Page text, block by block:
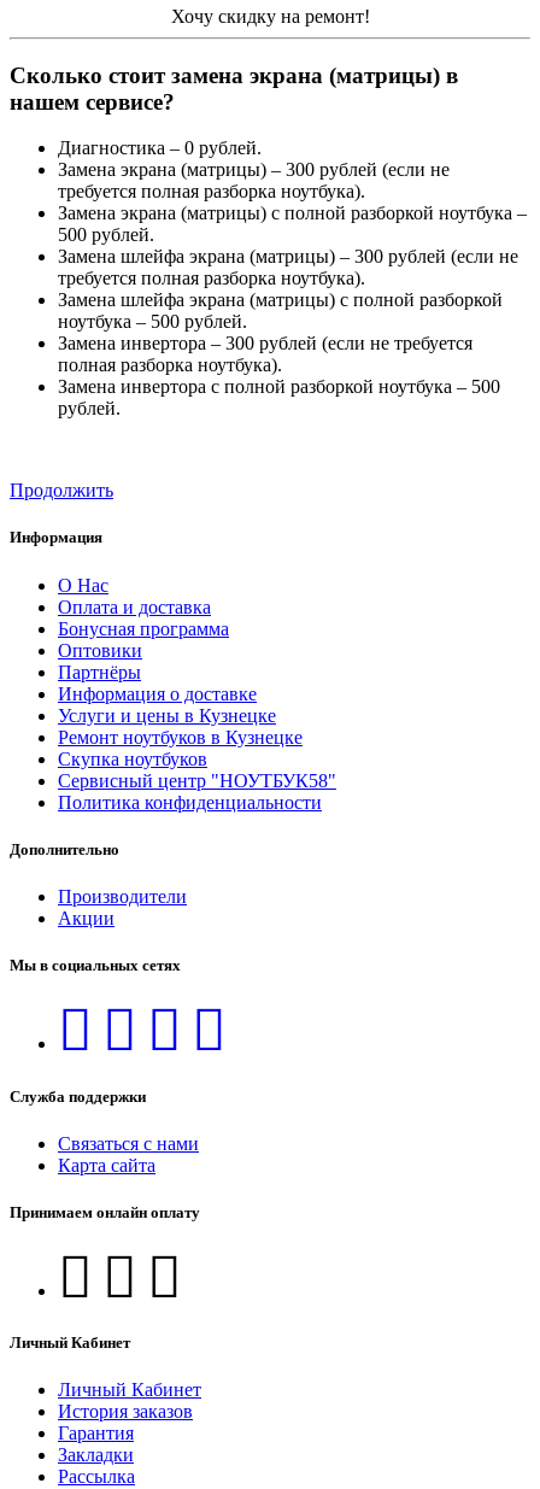
Хочу скидку на ремонт!
Сколько стоит замена экрана (матрицы) в
нашем сервисе?
Диагностика – 0 рублей.
Замена экрана (матрицы) – 300 рублей (если не
требуется полная разборка ноутбука).
Замена экрана (матрицы) с полной разборкой ноутбука –
500 рублей.
Замена шлейфа экрана (матрицы) – 300 рублей (если не
требуется полная разборка ноутбука).
Замена шлейфа экрана (матрицы) с полной разборкой
ноутбука – 500 рублей.
Замена инвертора – 300 рублей (если не требуется
полная разборка ноутбука).
Замена инвертора с полной разборкой ноутбука – 500
рублей.
Продолжить
Информация
О Нас
Оплата и доставка
Бонусная программа
Оптовики
Партнёры
Информация о доставке
Услуги и цены в Кузнецке
Ремонт ноутбуков в Кузнецке
Скупка ноутбуков
Сервисный центр "НОУТБУК58"
Политика конфиденциальности
Дополнительно
Производители
Акции
Мы в социальных сетях
Служба поддержки
Связаться с нами
Карта сайта
Принимаем онлайн оплату
Личный Кабинет
Личный Кабинет
История заказов
Гарантия
Закладки
Рассылка